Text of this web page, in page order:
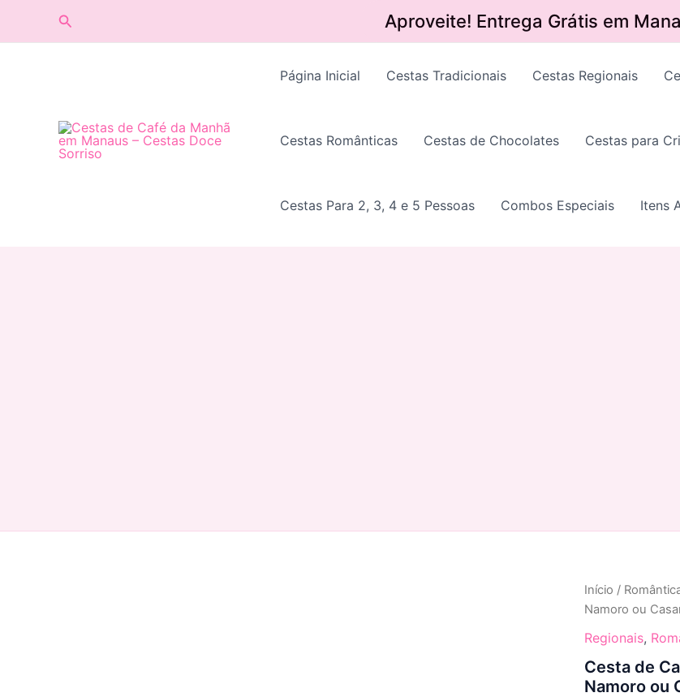
Pesquisar Aproveite! Entrega Grátis em
Página Inicial Cestas Tradicionais Cestas Regionais
Cestas Românticas Cestas de Chocolates Cestas para
Cestas Para 2, 3, 4 e 5 Pessoas Combos Especiais Itens
Início /
Namoro ou
Regionais,
Cesta de
Namoro ou
Cesta
de
da
REGIONAL
Aniversário